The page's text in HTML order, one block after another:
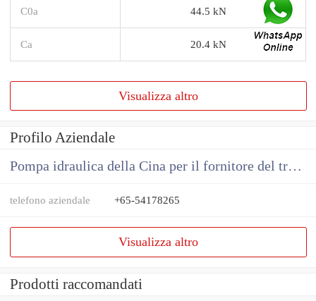
C0a 44.5 kN
Ca 20.4 kN
Visualizza altro
Profilo Aziendale
Pompa idraulica della Cina per il fornitore del trattore
telefono aziendale +65-54178265
Visualizza altro
Prodotti raccomandati